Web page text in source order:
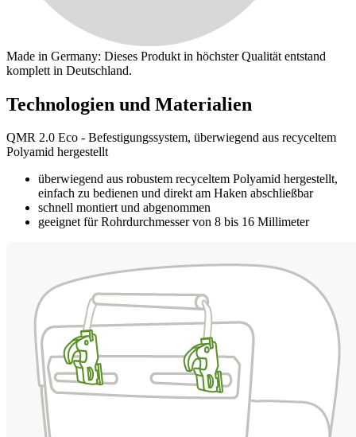
Made in Germany: Dieses Produkt in höchster Qualität entstand
komplett in Deutschland.
Technologien und Materialien
QMR 2.0 Eco - Befestigungssystem, überwiegend aus recyceltem
Polyamid hergestellt
überwiegend aus robustem recyceltem Polyamid hergestellt,
einfach zu bedienen und direkt am Haken abschließbar
schnell montiert und abgenommen
geeignet für Rohrdurchmesser von 8 bis 16 Millimeter